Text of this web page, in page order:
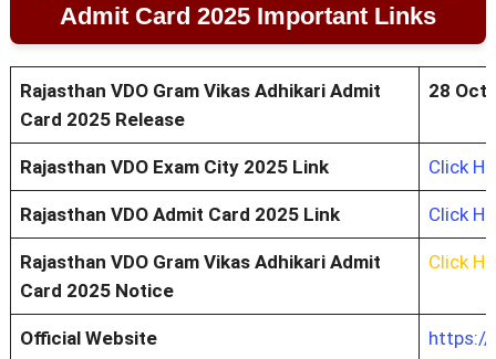
Admit Card 2025 Important Links
Rajasthan VDO Gram Vikas Adhikari Admit
Card 2025 Release
28
Rajasthan VDO Exam City 2025 Link Click
Rajasthan VDO Admit Card 2025 Link Click
Rajasthan VDO Gram Vikas Adhikari Admit
Card 2025 Notice
Click
Official Website https://